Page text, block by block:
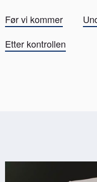
Før vi kommer
Etter kontrollen